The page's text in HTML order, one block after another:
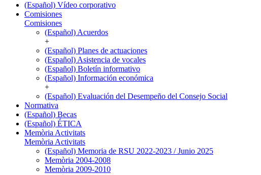
(Español) Vídeo corporativo
Comisiones
Comisiones
(Español) Acuerdos
+
(Español) Planes de actuaciones
(Español) Asistencia de vocales
(Español) Boletín informativo
(Español) Información económica
+
(Español) Evaluación del Desempeño del Consejo Social
Normativa
(Español) Becas
(Español) ÉTICA
Memòria Activitats
Memòria Activitats
(Español) Memoria de RSU 2022-2023 / Junio 2025
Memòria 2004-2008
Memòria 2009-2010